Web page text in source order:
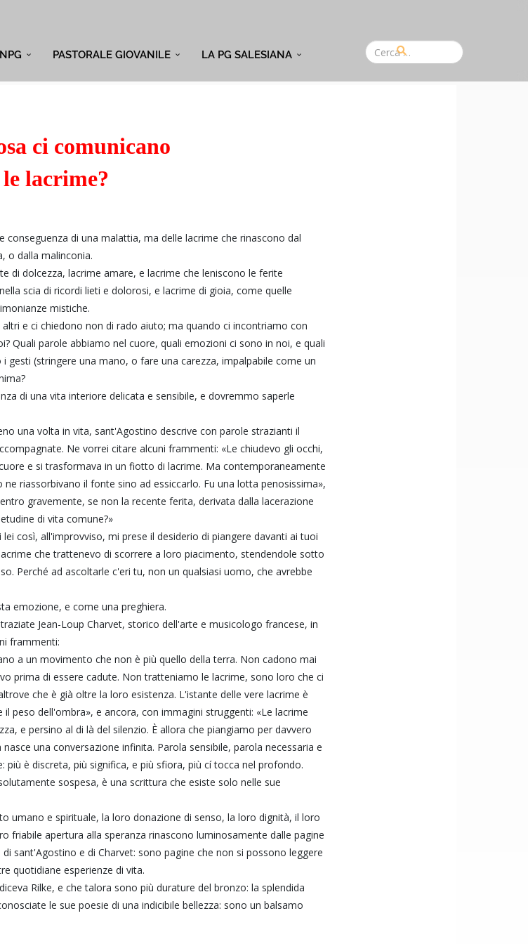
PASTORALE GIOVANILE LA PG SALESIANA
ci comunicano
le lacrime?
di una malattia, ma delle lacrime che rinascono dal
o dalla malinconia.
di dolcezza, lacrime amare, e lacrime che leniscono le ferite
scia di ricordi lieti e dolorosi, e lacrime di gioia, come quelle
mistiche.
e ci chiedono non di rado aiuto; ma quando ci incontriamo con
Quali parole abbiamo nel cuore, quali emozioni ci sono in noi, e quali
gesti (stringere una mano, o fare una carezza, impalpabile come un
di una vita interiore delicata e sensibile, e dovremmo saperle
una volta in vita, sant'Agostino descrive con parole strazianti il
Ne vorrei citare alcuni frammenti: «Le chiudevo gli occhi,
e si trasformava in un fiotto di lacrime. Ma contemporaneamente
riassorbivano il fonte sino ad essiccarlo. Fu una lotta penosissima»,
gravemente, se non la recente ferita, derivata dalla lacerazione
di vita comune?»
così, all'improvviso, mi prese il desiderio di piangere davanti ai tuoi
che trattenevo di scorrere a loro piacimento, stendendole sotto
Perché ad ascoltarle c'eri tu, non un qualsiasi uomo, che avrebbe
emozione, e come una preghiera.
Jean-Loup Charvet, storico dell'arte e musicologo francese, in
frammenti:
a un movimento che non è più quello della terra. Non cadono mai
prima di essere cadute. Non tratteniamo le lacrime, sono loro che ci
che è già oltre la loro esistenza. L'istante delle vere lacrime è
peso dell'ombra», e ancora, con immagini struggenti: «Le lacrime
e persino al di là del silenzio. È allora che piangiamo per davvero
una conversazione infinita. Parola sensibile, parola necessaria e
più è discreta, più significa, e più sfiora, più cí tocca nel profondo.
sospesa, è una scrittura che esiste solo nelle sue
umano e spirituale, la loro donazione di senso, la loro dignità, il loro
friabile apertura alla speranza rinascono luminosamente dalle pagine
sant'Agostino e di Charvet: sono pagine che non si possono leggere
quotidiane esperienze di vita.
Rilke, e che talora sono più durature del bronzo: la splendida
le sue poesie di una indicibile bellezza: sono un balsamo